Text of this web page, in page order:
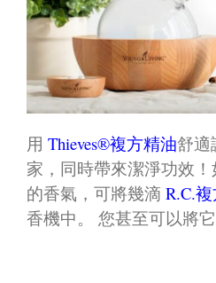
用 Thieves®複方精油舒適
家，同時帶來潔淨功效
的香氣，可將幾滴 R.C.
香機中。 您甚至可以將